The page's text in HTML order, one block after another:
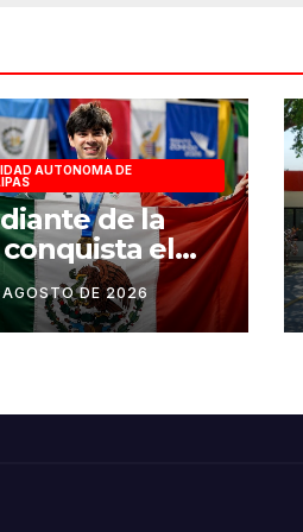
AUTONOMA DE
de la
conquista el
esgrima en
Domingo
DE 2026